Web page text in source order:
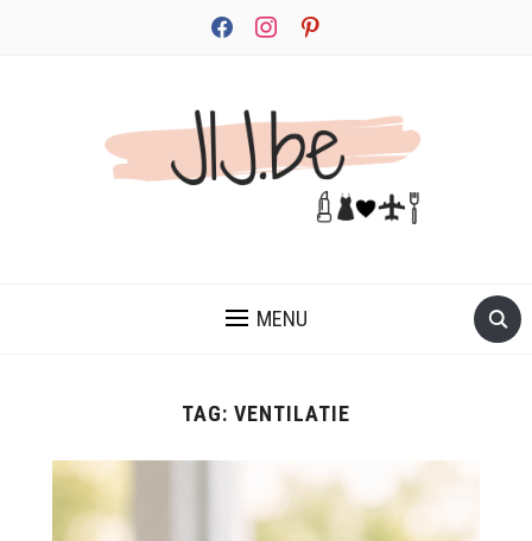
facebookinstagrampinterest
MENU
TAG: VENTILATIE